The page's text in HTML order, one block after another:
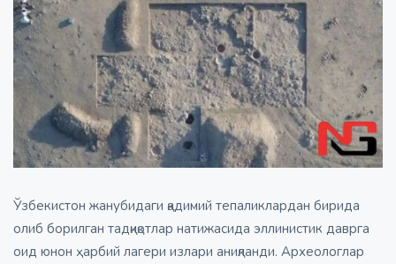
Ўзбекистон жанубидаги қадимий тепаликлардан бирида
олиб борилган тадқиқотлар натижасида эллинистик даврга
оид юнон ҳарбий лагери излари аниқланди. Археологлар